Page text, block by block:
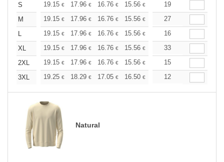
S
19.15 € 17.96 € 16.76 € 15.56 € 14.36€
19
M
19.15 € 17.96 € 16.76 € 15.56 € 14.36€
27
L
19.15 € 17.96 € 16.76 € 15.56 € 14.36€
16
XL
19.15 € 17.96 € 16.76 € 15.56 € 14.36€
33
2XL
19.15 € 17.96 € 16.76 € 15.56 € 14.36€
15
3XL
19.25 € 18.29 € 17.05 € 16.50 € 15.68€
12
Natural